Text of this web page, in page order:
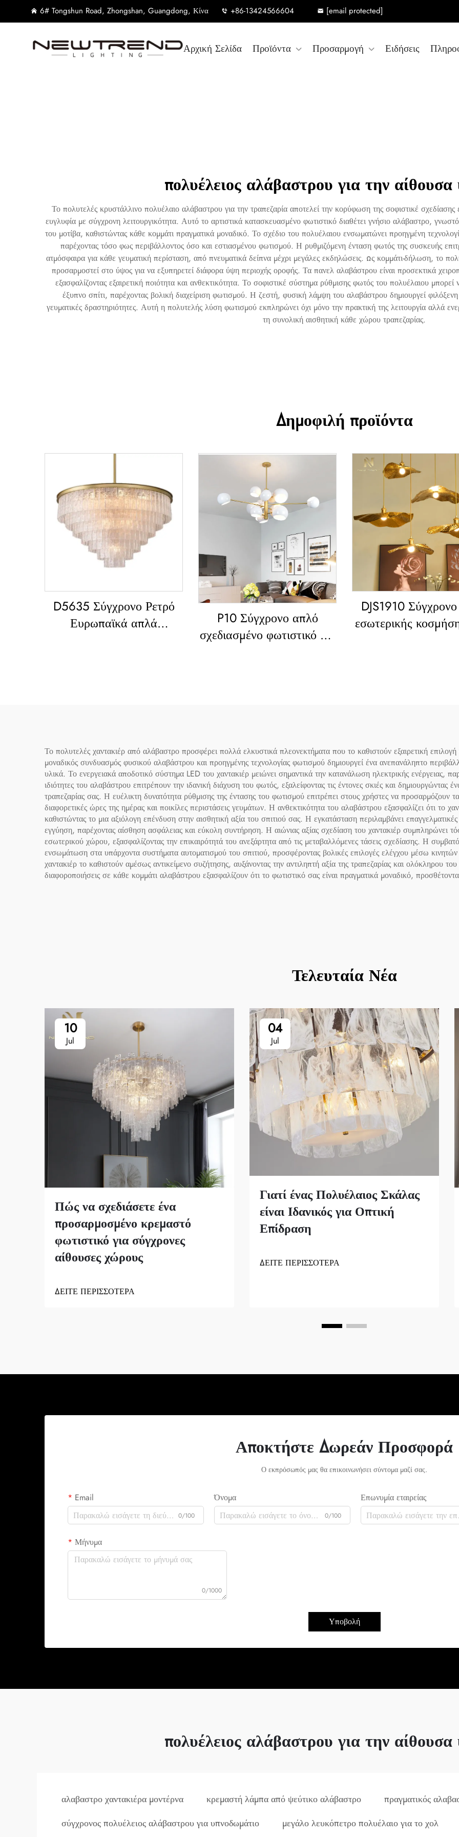
6# Tongshun Road, Zhongshan, Guangdong, Κίνα +86-13424566604 [email protected]
Αρχική Σελίδα Προϊόντα Προσαρμογή Ειδήσεις
πολυέλειος αλάβαστρου για την
Το πολυτελές κρυστάλλινο πολυέλαιο αλάβαστρου για την τραπεζαρία αποτελεί την κορύφωση της σοφιστικέ
ευγλυφία με σύγχρονη λειτουργικότητα. Αυτό το αρτιστικά κατασκευασμένο φωτιστικό διαθέτει γνήσιο αλάβαστρο, γνωστό
του μοτίβα, καθιστώντας κάθε κομμάτι πραγματικά μοναδικό. Το σχέδιο του πολυέλαιου ενσωματώνει προηγμένη
παρέχοντας τόσο φως περιβάλλοντος όσο και εστιασμένου φωτισμού. Η ρυθμιζόμενη ένταση φωτός της συσκευής
ατμόσφαιρα για κάθε γευματική περίσταση, από πνευματικά δείπνα μέχρι μεγάλες εκδηλώσεις. Ως κομμάτι-δήλωση, το
προσαρμοστεί στο ύψος για να εξυπηρετεί διάφορα ύψη περιοχής οροφής. Τα πανελ αλαβάστρου είναι προσεκτικά
εξασφαλίζοντας εξαιρετική ποιότητα και ανθεκτικότητα. Το σοφιστικέ σύστημα ρύθμισης φωτός του πολυέλαιου
έξυπνο σπίτι, παρέχοντας βολική διαχείριση φωτισμού. Η ζεστή, φυσική λάμψη του αλαβάστρου δημιουργεί
γευματικές δραστηριότητες. Αυτή η πολυτελής λύση φωτισμού εκπληρώνει όχι μόνο την πρακτική της λειτουργία αλλά
τη συνολική αισθητική κάθε χώρου τραπεζαρίας.
Δημοφιλή προϊόντα
D5635 Σύγχρονο Ρετρό
Ευρωπαϊκά απλά
P10 Σύγχρονο απλό
σχεδιασμένο φωτιστικό για
DJS1910 Σύγχρονο
εσωτερικής
Το πολυτελές χαντακιέρ από αλάβαστρο προσφέρει πολλά ελκυστικά πλεονεκτήματα που το καθιστούν εξαιρετική επιλογή
μοναδικός συνδυασμός φυσικού αλαβάστρου και προηγμένης τεχνολογίας φωτισμού δημιουργεί ένα ανεπανάληπτο
υλικά. Το ενεργειακά αποδοτικό σύστημα LED του χαντακιέρ μειώνει σημαντικά την κατανάλωση ηλεκτρικής ενέργειας,
ιδιότητες του αλαβάστρου επιτρέπουν την ιδανική διάχυση του φωτός, εξαλείφοντας τις έντονες σκιές και δημιουργώντας
τραπεζαρίας σας. Η ευέλικτη δυνατότητα ρύθμισης της έντασης του φωτισμού επιτρέπει στους χρήστες να προσαρμόζουν
διαφορετικές ώρες της ημέρας και ποικίλες περιστάσεις γευμάτων. Η ανθεκτικότητα του αλαβάστρου εξασφαλίζει ότι το
καθιστώντας το μια αξιόλογη επένδυση στην αισθητική αξία του σπιτιού σας. Η εγκατάσταση περιλαμβάνει
εγγύηση, παρέχοντας αίσθηση ασφάλειας και εύκολη συντήρηση. Η αιώνιας αξίας σχεδίαση του χαντακιέρ συμπληρώνει
εσωτερικού χώρου, εξασφαλίζοντας την επικαιρότητά του ανεξάρτητα από τις μεταβαλλόμενες τάσεις σχεδίασης. Η
ενσωμάτωση στα υπάρχοντα συστήματα αυτοματισμού του σπιτιού, προσφέροντας βολικές επιλογές ελέγχου μέσω
χαντακιέρ το καθιστούν αμέσως αντικείμενο συζήτησης, αυξάνοντας την αντιληπτή αξία της τραπεζαρίας και ολόκληρου
διαφοροποιήσεις σε κάθε κομμάτι αλαβάστρου εξασφαλίζουν ότι το φωτιστικό σας είναι πραγματικά μοναδικό,
Τελευταία Νέα
10
Jul
Πώς να σχεδιάσετε ένα
προσαρμοσμένο κρεμαστό
φωτιστικό για σύγχρονες
αίθουσες χώρους
ΔΕΙΤΕ ΠΕΡΙΣΣΟΤΕΡΑ
04
Jul
Γιατί ένας Πολυέλαιος Σκάλας
είναι Ιδανικός για Οπτική
Επίδραση
ΔΕΙΤΕ ΠΕΡΙΣΣΟΤΕΡΑ
Αποκτήστε Δωρεάν Προσφορά
Ο εκπρόσωπός μας θα επικοινωνήσει σύντομα μαζί σας.
Email
0/100
Όνομα
0/100
Επωνυμία εταιρείας
Μήνυμα
0/1000
Υποβολή
πολυέλειος αλάβαστρου για την
αλαβαστρο χαντακιέρα μοντέρνα κρεμαστή λάμπα από ψεύτικο αλάβαστρο
πραγματικός
σύγχρονος πολυέλειος αλάβαστρου για υπνοδωμάτιο
μεγάλο λευκόπετρο πολυέλαιο για το χολ